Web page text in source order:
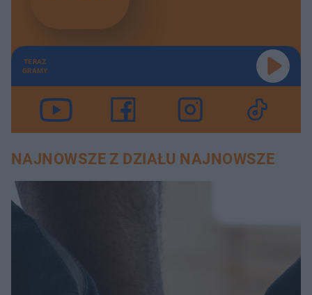
TERAZ
GRAMY
NAJNOWSZE Z DZIAŁU NAJNOWSZE